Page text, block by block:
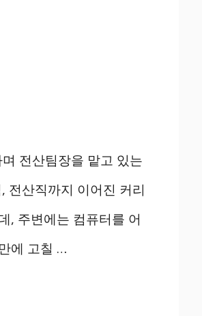
전산팀장을 맡고 있는
전산직까지 이어진 커리
, 주변에는 컴퓨터를 어
에 고칠 …